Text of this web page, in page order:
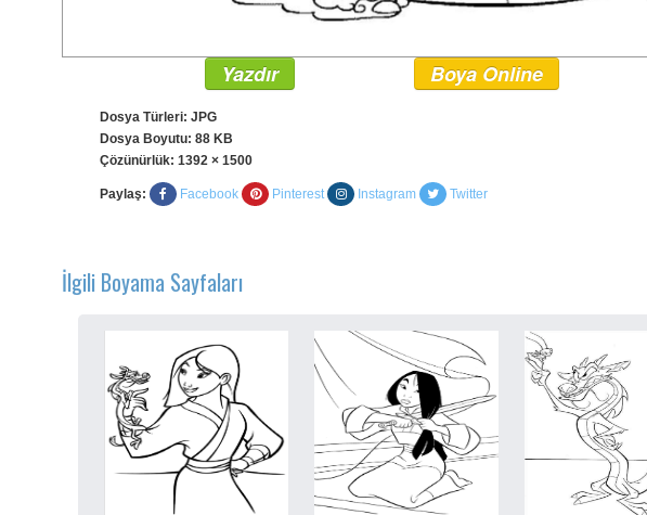
Yazdır Boya Online
Dosya Türleri: JPG
Dosya Boyutu: 88 KB
Çözünürlük: 1392 × 1500
Paylaş: Facebook Pinterest Instagram Twitter
İlgili Boyama Sayfaları